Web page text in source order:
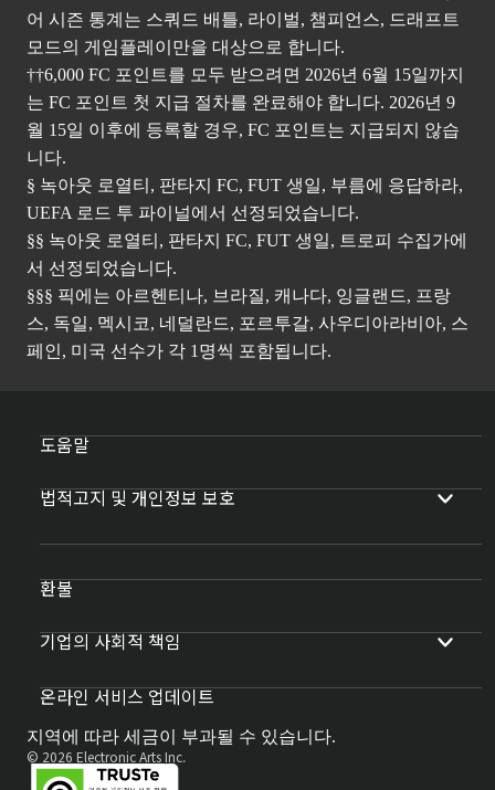
어 시즌 통계는 스쿼드 배틀, 라이벌, 챔피언스, 드래프트
모드의 게임플레이만을 대상으로 합니다.
††6,000 FC 포인트를 모두 받으려면 2026년 6월 15일까지
는 FC 포인트 첫 지급 절차를 완료해야 합니다. 2026년 9
월 15일 이후에 등록할 경우, FC 포인트는 지급되지 않습
니다.
§ 녹아웃 로열티, 판타지 FC, FUT 생일, 부름에 응답하라,
UEFA 로드 투 파이널에서 선정되었습니다.
§§ 녹아웃 로열티, 판타지 FC, FUT 생일, 트로피 수집가에
서 선정되었습니다.
§§§ 픽에는 아르헨티나, 브라질, 캐나다, 잉글랜드, 프랑
스, 독일, 멕시코, 네덜란드, 포르투갈, 사우디아라비아, 스
페인, 미국 선수가 각 1명씩 포함됩니다.
도움말
법적고지 및 개인정보 보호
환불
기업의 사회적 책임
온라인 서비스 업데이트
지역에 따라 세금이 부과될 수 있습니다.
© 2026 Electronic Arts Inc.